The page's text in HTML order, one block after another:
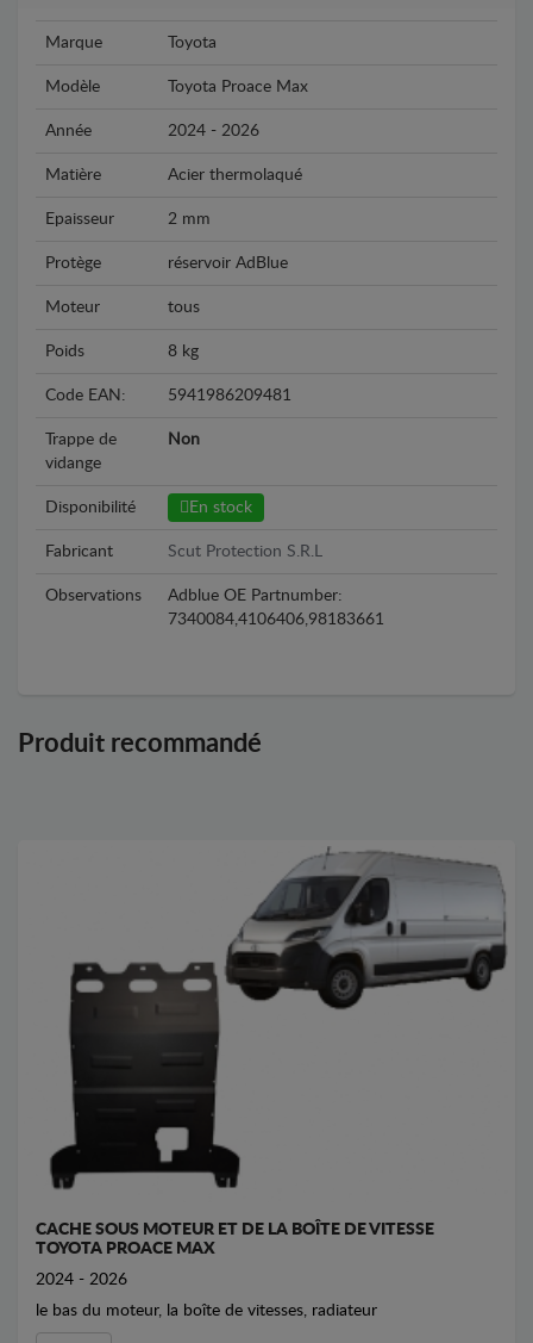
Marque Toyota
Modèle Toyota Proace Max
Année 2024 - 2026
Matière Acier thermolaqué
Epaisseur 2 mm
Protège réservoir AdBlue
Moteur tous
Poids 8 kg
Code EAN: 5941986209481
Trappe de
vidange
Non
Disponibilité En stock
Fabricant Scut Protection S.R.L
Observations
Adblue OE Partnumber:
7340084,4106406,98183661
Produit recommandé
CACHE SOUS MOTEUR ET DE LA BOÎTE DE VITESSE
TOYOTA PROACE MAX
2024 - 2026
le bas du moteur, la boîte de vitesses, radiateur